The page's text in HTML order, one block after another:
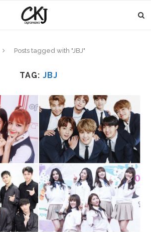
Posts tagged with "JBJ"
TAG: JBJ